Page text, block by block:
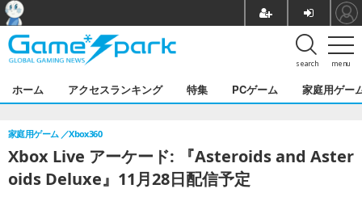
menu
search
ホーム アクセスランキング 特集 PCゲーム 家庭用ゲー
Xbox Live アーケード: 『Asteroids and Aster
oids Deluxe』11月28日配信予定
家庭用ゲーム Xbox360